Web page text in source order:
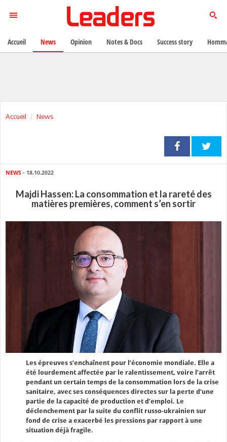
Accueil News
NEWS - 18.10.2022
Majdi Hassen: La consommation et la rareté des
matières premières, comment s’en sortir
Les épreuves s’enchaînent pour l’économie mondiale. Elle a
été lourdement affectée par le ralentissement, voire l’arrêt
pendant un certain temps de la consommation lors de la crise
sanitaire, avec ses conséquences directes sur la perte d’une
partie de la capacité de production et d’emploi. Le
déclenchement par la suite du conflit russo-ukrainien sur
fond de crise a exacerbé les pressions par rapport à une
situation déjà fragile.
Accueil News Opinion Notes & Docs Success story